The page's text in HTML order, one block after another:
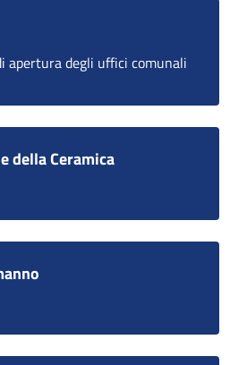
apertura degli uffici comunali
della Ceramica